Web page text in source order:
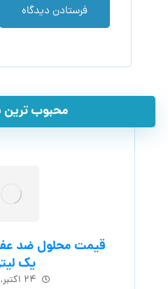
فرستادن دیدگاه
محبوب ترین
قیمت محلول ضد
یک
۲۴ اکتبر, ۲۰۲۱